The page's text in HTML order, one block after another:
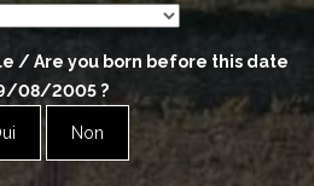
/ Are you born before this date
08/2005 ?
Non